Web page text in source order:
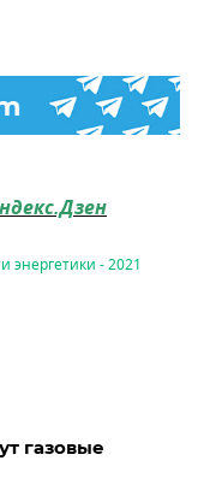
энергетики - 2021
газовые